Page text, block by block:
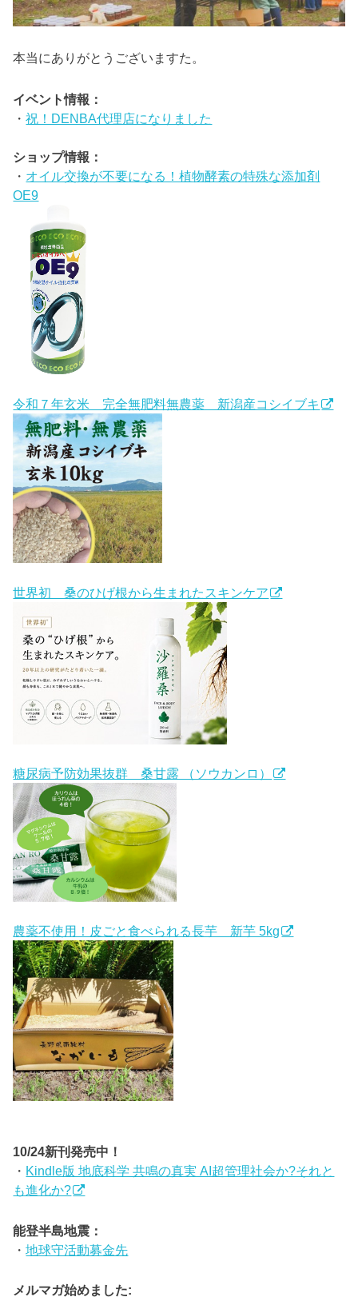
本当にありがとうございますた。
イベント情報：
・祝！DENBA代理店になりました
ショップ情報：
・ オイル交換が不要になる！植物酵素の特殊な添加剤
OE9
令和７年玄米 完全無肥料無農薬 新潟産コシイブキ
世界初 桑のひげ根から生まれたスキンケア
糖尿病予防効果抜群 桑甘露 （ソウカンロ）
農薬不使用！皮ごと食べられる長芋 新芋 5kg
10/24新刊発売中！
・ Kindle版 地底科学 共鳴の真実 AI超管理社会か?それと
も進化か?
能登半島地震：
・地球守活動募金先
メルマガ始めました: